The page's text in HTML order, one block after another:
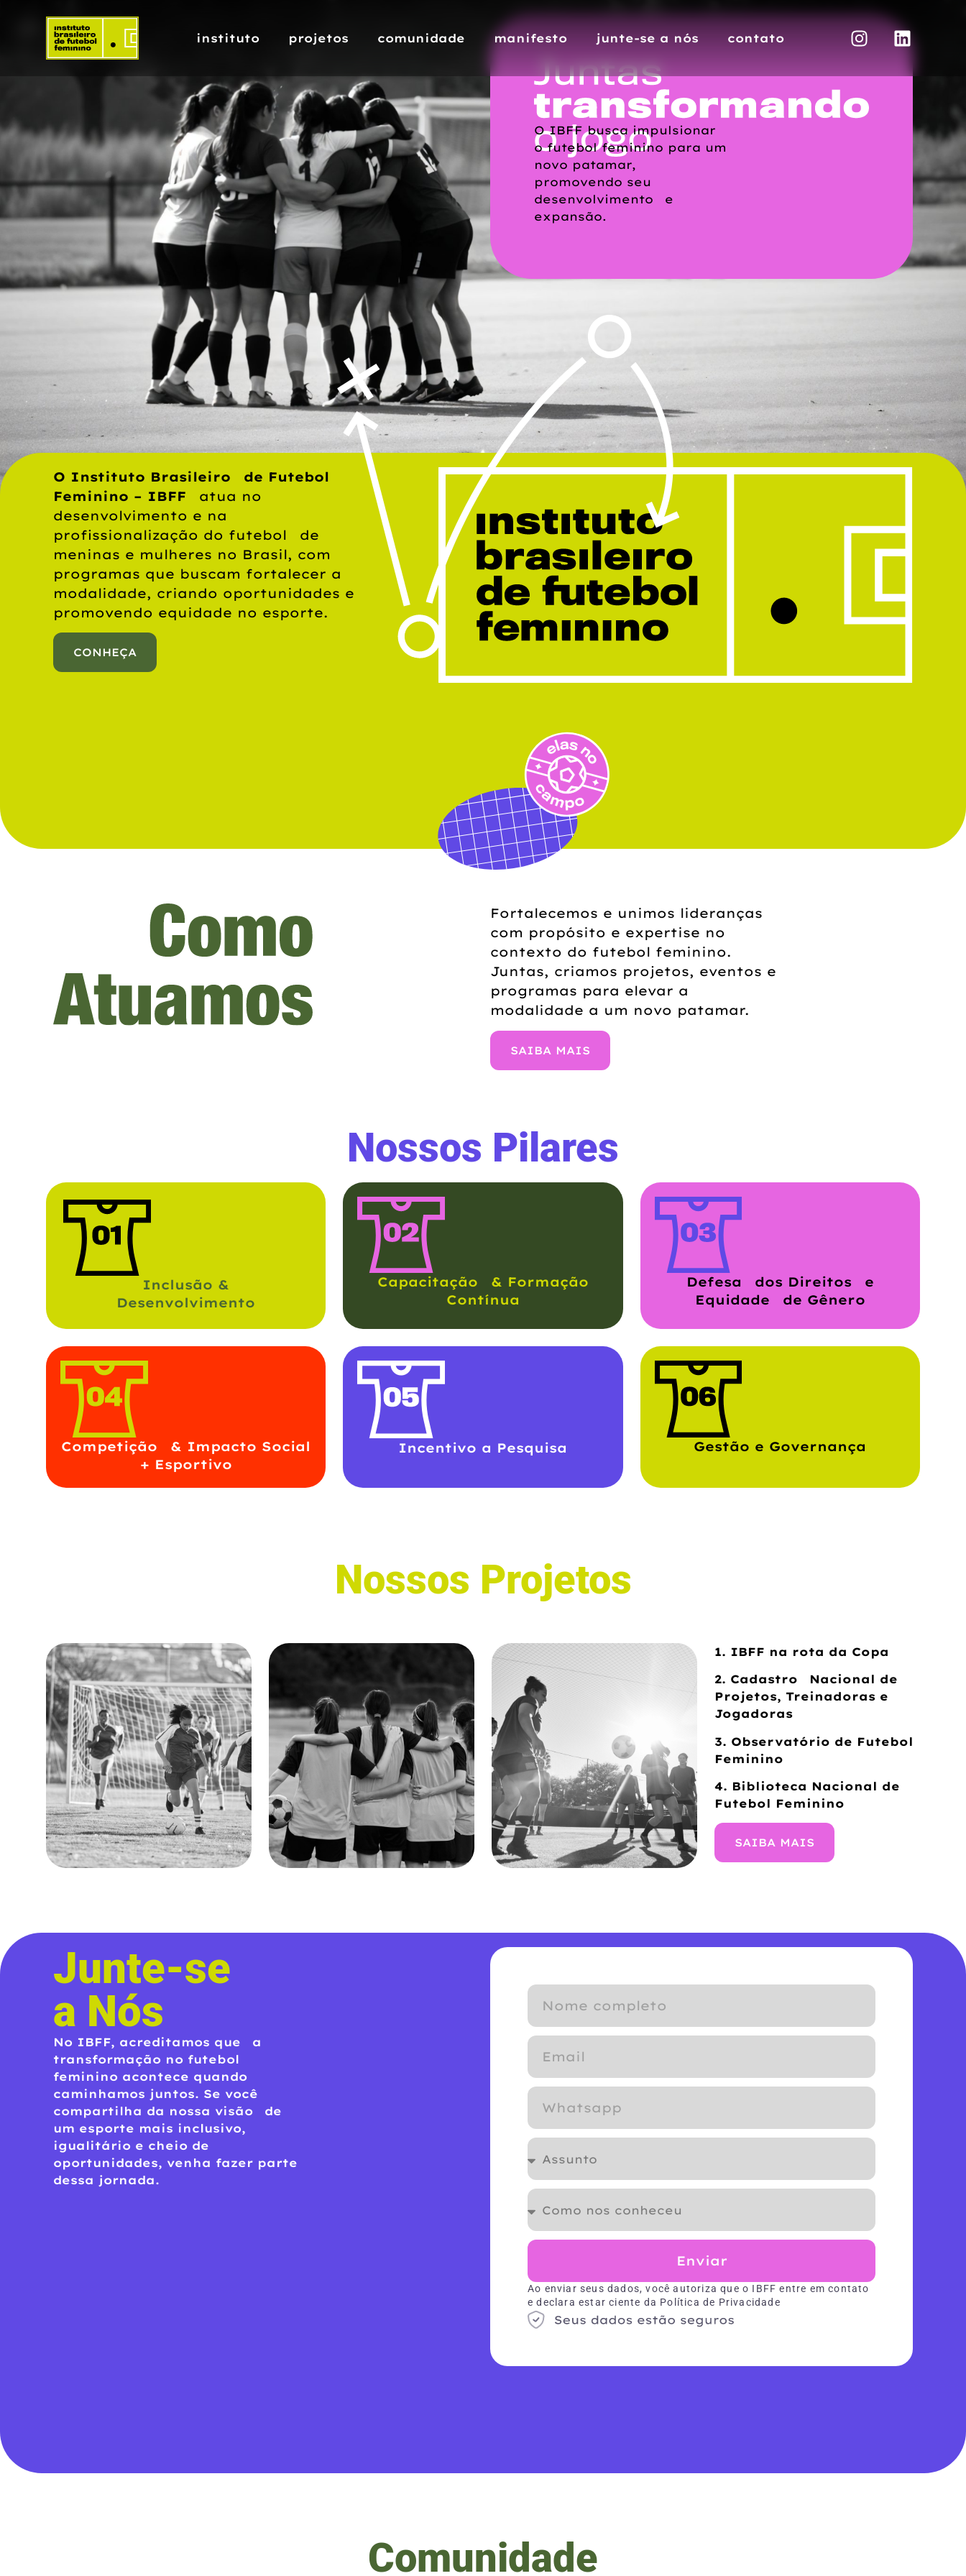
instituto projetos comunidade manifesto junte-se a nós contato
O IBFF busca impulsionar
o futebol feminino para um
novo patamar,
promovendo seu
desenvolvimento e
expansão.
O Instituto Brasileiro de Futebol
Feminino – IBFF atua no
desenvolvimento e na
profissionalização do futebol de
meninas e mulheres no Brasil, com
programas que buscam fortalecer a
modalidade, criando oportunidades e
promovendo equidade no esporte.
CONHEÇA
Fortalecemos e unimos lideranças
com propósito e expertise no
contexto do futebol feminino.
Juntas, criamos projetos, eventos e
programas para elevar a
modalidade a um novo patamar.
SAIBA MAIS
Nossos Pilares
Inclusão &
Desenvolvimento
Capacitação & Formação
Contínua
Defesa dos Direitos e
Equidade de Gênero
Competição & Impacto Social
+ Esportivo
Incentivo a Pesquisa Gestão e Governança
Nossos Projetos
1. IBFF na rota da Copa
2. Cadastro Nacional de
Projetos, Treinadoras e
Jogadoras
3. Observatório de Futebol
Feminino
4. Biblioteca Nacional de
Futebol Feminino
SAIBA MAIS
Junte-se
a Nós
No IBFF, acreditamos que a
transformação no futebol
feminino acontece quando
caminhamos juntos. Se você
compartilha da nossa visão de
um esporte mais inclusivo,
igualitário e cheio de
oportunidades, venha fazer parte
dessa jornada.
Enviar
Ao enviar seus dados, você autoriza que o IBFF entre em contato
e declara estar ciente da Política de Privacidade
Comunidade